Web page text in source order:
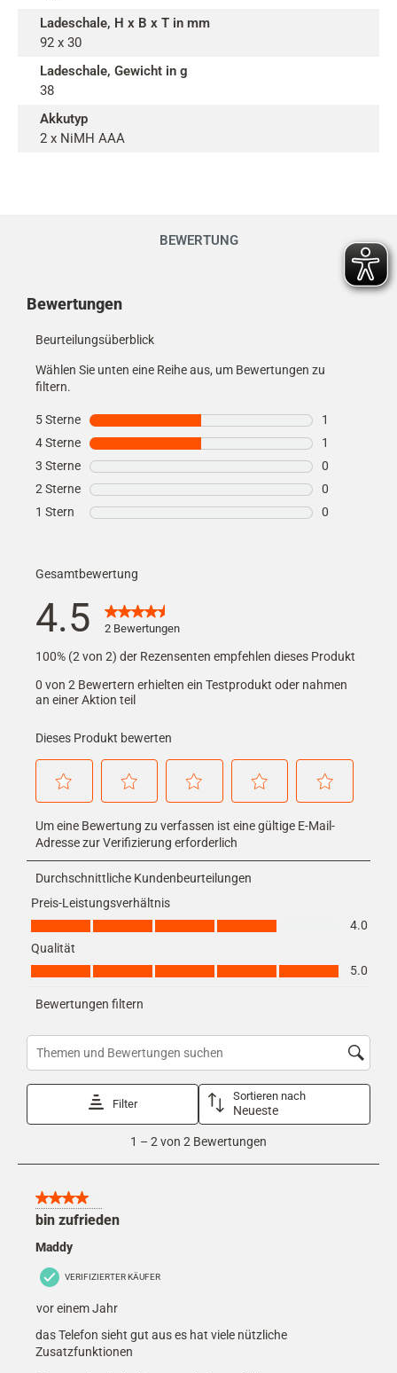
Ladeschale, H x B x T in mm
92 x 30
Ladeschale, Gewicht in g
38
Akkutyp
2 x NiMH AAA
BEWERTUNG
Bewertungen
Beurteilungsüberblick
Wählen Sie unten eine Reihe aus, um Bewertungen zu
filtern.
5 Sterne Sterne
1
4 Sterne Sterne
1
3 Sterne Sterne
0
2 Sterne Sterne
0
1 Stern Sterne
0
Gesamtbewertung
4.5 2 Bewertungen
100% (2 von 2) der Rezensenten empfehlen dieses Produkt
0 von 2 Bewertern erhielten ein Testprodukt oder nahmen
an einer Aktion teil
Dieses Produkt bewerten
Sie
diese
Option,
um
Artikel
mit
Stern
Mit
Aktion
wird
das
Eingabeformular
Sie
diese
Option,
um
Artikel
mit
Mit
Aktion
wird
das
Eingabeformular
geöffnet.
Sie
diese
Option,
um
Artikel
mit
Aktion
wird
das
Eingabeformular
geöffnet.
Sie
diese
Option,
um
mit
Aktion
das
Eingabeformular
geöffnet.
Sie
Option,
Aktion
das
Eingabeformular
geöffnet.
Um eine Bewertung zu verfassen ist eine gültige E-Mail-
Adresse zur Verifizierung erforderlich
Durchschnittliche Kundenbeurteilungen
Preis-Leistungsverhältnis
Preis-Leistungsverhältnis, 4.0 von 5
4.0
Qualität
Qualität, 5.0 von 5
5.0
Bewertungen filtern
Suchthemen und Bewertungen Suchregion
Filter
Sortieren nach
Neueste
2
Bewertungen
1 – 2 von 2 Bewertungen
4 von 5 Sternen.
bin zufrieden
Maddy
VERIFIZIERTER KÄUFER
vor einem Jahr
das Telefon sieht gut aus es hat viele nützliche
Zusatzfunktionen